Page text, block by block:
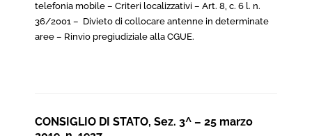
telefonia mobile – Criteri localizzativi – Art. 8, c. 6 l. n.
36/2001 – Divieto di collocare antenne in determinate
aree – Rinvio pregiudiziale alla CGUE.
CONSIGLIO DI STATO, Sez. 3^ – 25 marzo